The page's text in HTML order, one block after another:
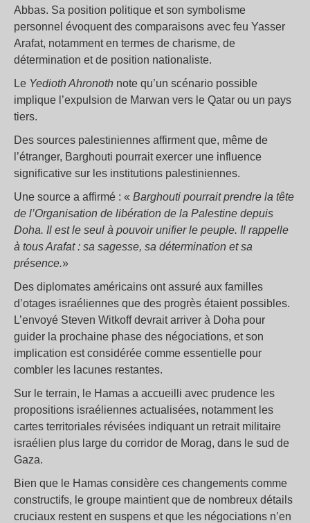
Abbas. Sa position politique et son symbolisme
personnel évoquent des comparaisons avec feu Yasser
Arafat, notamment en termes de charisme, de
détermination et de position nationaliste.
Le Yedioth Ahronoth note qu’un scénario possible
implique l’expulsion de Marwan vers le Qatar ou un pays
tiers.
Des sources palestiniennes affirment que, même de
l’étranger, Barghouti pourrait exercer une influence
significative sur les institutions palestiniennes.
Une source a affirmé : « Barghouti pourrait prendre la tête
de l’Organisation de libération de la Palestine depuis
Doha. Il est le seul à pouvoir unifier le peuple. Il rappelle
à tous Arafat : sa sagesse, sa détermination et sa
présence.»
Des diplomates américains ont assuré aux familles
d’otages israéliennes que des progrès étaient possibles.
L’envoyé Steven Witkoff devrait arriver à Doha pour
guider la prochaine phase des négociations, et son
implication est considérée comme essentielle pour
combler les lacunes restantes.
Sur le terrain, le Hamas a accueilli avec prudence les
propositions israéliennes actualisées, notamment les
cartes territoriales révisées indiquant un retrait militaire
israélien plus large du corridor de Morag, dans le sud de
Gaza.
Bien que le Hamas considère ces changements comme
constructifs, le groupe maintient que de nombreux détails
cruciaux restent en suspens et que les négociations n’en